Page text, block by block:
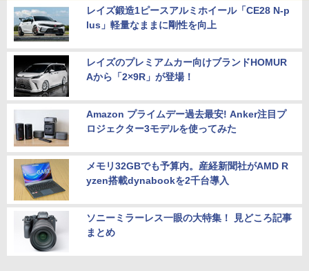
レイズ鍛造1ピースアルミホイール「CE28 N-p
lus」軽量なままに剛性を向上
レイズのプレミアムカー向けブランドHOMUR
Aから「2×9R」が登場！
Amazon プライムデー過去最安! Anker注目プ
ロジェクター3モデルを使ってみた
メモリ32GBでも予算内。産経新聞社がAMD R
yzen搭載dynabookを2千台導入
ソニーミラーレス一眼の大特集！ 見どころ記事
まとめ